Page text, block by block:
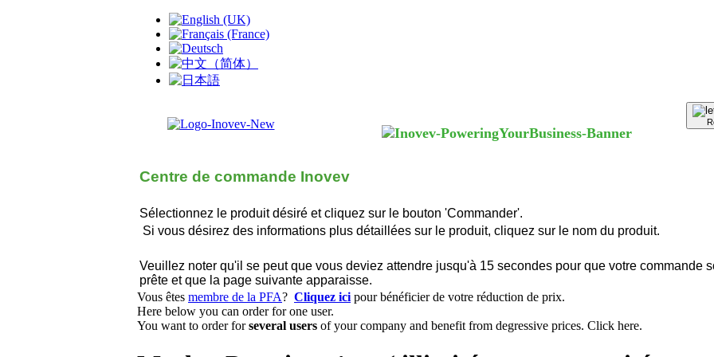
Centre de commande Inovev
Sélectionnez le produit désiré et cliquez sur le bouton 'Commander'.
Si vous désirez des informations plus détaillées sur le produit, cliquez sur le nom du produit.
Veuillez noter qu'il se peut que vous deviez attendre jusqu'à 15 secondes pour que votre commande
prête et que la page suivante apparaisse.
Vous êtes membre de la PFA? Cliquez ici pour bénéficier de votre réduction de prix.
Here below you can order for one user.
You want to order forseveral users of your company and benefit from degressive prices. Click here.